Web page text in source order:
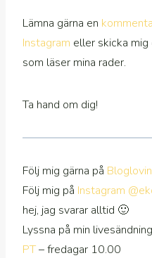
Lämna gärna en
Instagram eller skicka mig
som läser mina rader.
Ta hand om dig!
Följ mig gärna på Bloglovin
Följ mig på Instagram
hej, jag svarar alltid 🙂
Lyssna på min
PT– fredagar 10.00